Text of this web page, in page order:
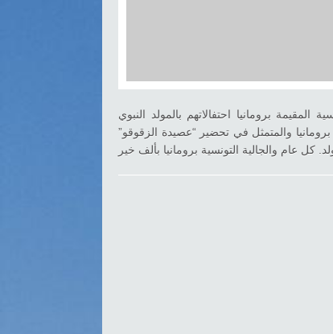
المقيمة
برومانيا
احتفالهم
بالمولد
النبوي
الشريف
المقيمة برومانيا احتفالاتهم بالمولد النبوي
والمتمثل في تحضير “عصيدة الزقوقو”